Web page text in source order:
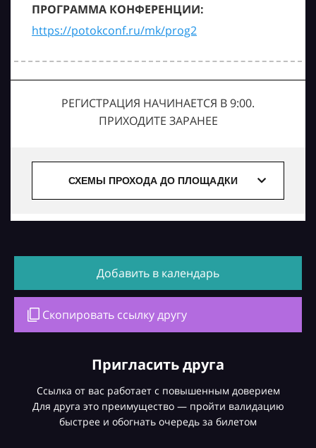
ПРОГРАММА КОНФЕРЕНЦИИ:
https://potokconf.ru/mk/prog2
РЕГИСТРАЦИЯ НАЧИНАЕТСЯ В 9:00.
ПРИХОДИТЕ ЗАРАНЕЕ
СХЕМЫ ПРОХОДА ДО ПЛОЩАДКИ
Добавить в календарь
Скопировать ссылку другу
Пригласить друга
Ссылка от вас работает с повышенным доверием
Для друга это преимущество — пройти валидацию
быстрее и обогнать очередь за билетом